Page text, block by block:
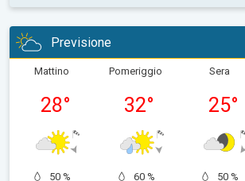
Previsione
Mattino
28°
50 %
Pomeriggio
32°
60 %
Sera
25°
50 %